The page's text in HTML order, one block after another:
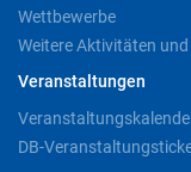
Wettbewerbe
Weitere Aktivitäten
Veranstaltungen
DB-